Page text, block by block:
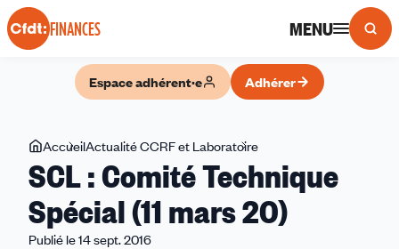
Panneau de gestion des cookies
FINANCES MENU
Espace adhérent·e Adhérer
Vous
êtes
ici
AccueilActualité CCRF et Laboratoire
:
Comité
Technique
SCL : Comité Technique
Spécial (11 mars 20)
Publié le 14 sept. 2016